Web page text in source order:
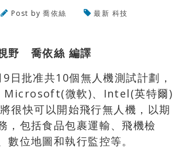
Post by喬依絲 最新 科技
野 喬依絲 編譯
日批准共10個無人機測試計劃，
Microsoft(微軟)、Intel(英特爾)
很快可以開始飛行無人機，以期
，包括食品包裹運輸、飛機檢
數位地圖和執行監控等。